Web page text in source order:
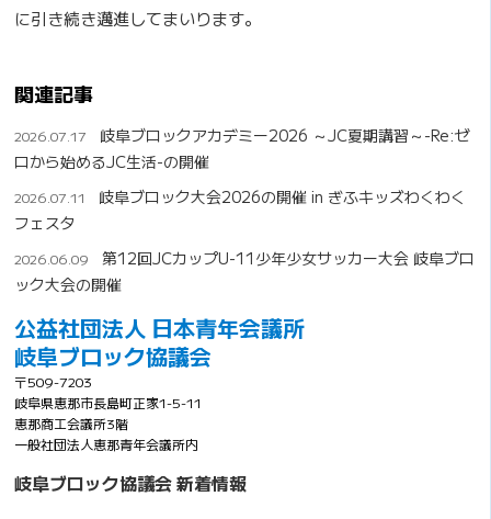
に引き続き邁進してまいります。
関連記事
2026.07.17
岐阜ブロックアカデミー2026 ～JC夏期講習～-Re:ゼ
ロから始めるJC生活-の開催
2026.07.11
岐阜ブロック大会2026の開催 in ぎふキッズわくわく
フェスタ
2026.06.09
第12回JCカップU-11少年少女サッカー大会 岐阜ブロ
ック大会の開催
公益社団法人 日本青年会議所
岐阜ブロック協議会
〒509-7203
岐阜県恵那市長島町正家1-5-11
恵那商工会議所3階
一般社団法人恵那青年会議所内
岐阜ブロック協議会 新着情報